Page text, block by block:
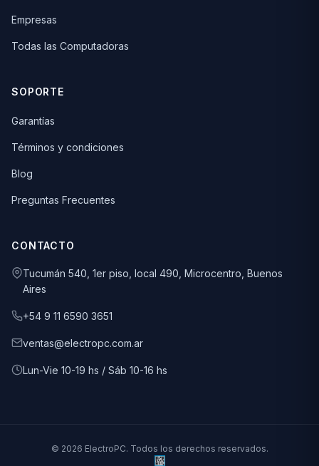
Empresas
Todas las Computadoras
SOPORTE
Garantías
Términos y condiciones
Blog
Preguntas Frecuentes
CONTACTO
Tucumán 540, 1er piso, local 490, Microcentro, Buenos
Aires
+54 9 11 6590 3651
ventas@electropc.com.ar
Lun-Vie 10-19 hs / Sáb 10-16 hs
© 2026 ElectroPC. Todos los derechos reservados.